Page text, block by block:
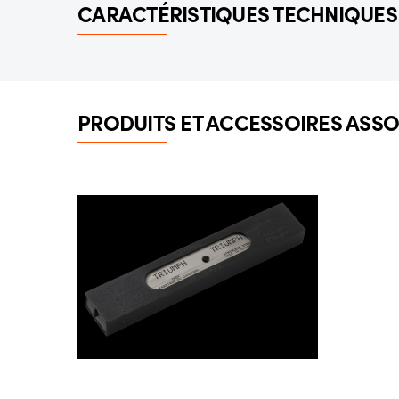
CARACTÉRISTIQUES TECHNIQUES
PRODUITS ET ACCESSOIRES